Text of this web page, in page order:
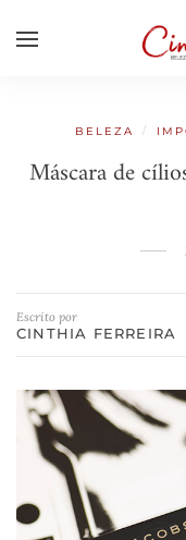
BELEZA /
Máscara de
Escrito por
CINTHIA FERREIRA